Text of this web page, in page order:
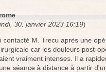
30. janvier 2023 16:19)
contacté M. Trecu après une
car les douleurs post-
vraiment intenses. Il a
séance à distance à partir